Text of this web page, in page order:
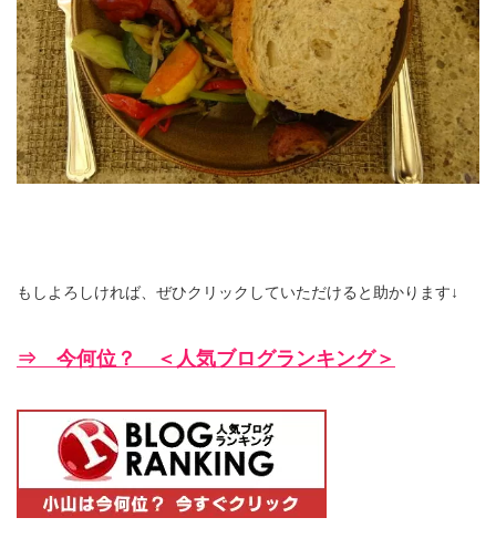
もしよろしければ、ぜひクリックしていただけると助かります↓
⇒ 今何位？ ＜人気ブログランキング＞